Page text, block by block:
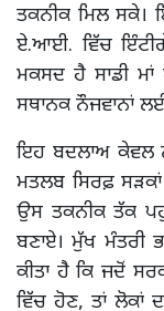
ਤਕਨੀਕ ਮਿਲ ਸਕੇ।
ਏ.ਆਈ. ਵਿੱਚ
ਮਕਸਦ ਹੈ ਸਾਡੀ ਮਾਂ
ਸਥਾਨਕ ਨੌਜਵਾਨਾਂ
ਇਹ ਬਦਲਾਅ ਕੇਵਲ
ਮਤਲਬ ਸਿਰਫ਼
ਉਸ ਤਕਨੀਕ ਤੱਕ
ਬਣਾਏ। ਮੁੱਖ ਮੰਤਰੀ
ਕੀਤਾ ਹੈ ਕਿ ਜਦੋਂ
ਵਿੱਚ ਹੋਣ, ਤਾਂ ਲੋਕਾਂ